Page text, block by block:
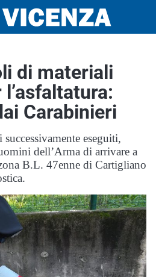
di materiali
Carabinieri
eseguiti,
dell’Arma di arrivare a
B.L. 47enne di Cartigliano